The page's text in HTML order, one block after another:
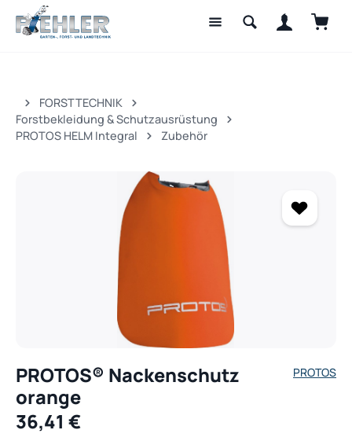
Zum Hauptinhalt springen
FORSTTECHNIK
Forstbekleidung & Schutzausrüstung
PROTOS HELM Integral
Zubehör
Bildergalerie überspringen
PROTOS® Nackenschutz
orange
PROTOS
Regulärer Preis:
36,41 €